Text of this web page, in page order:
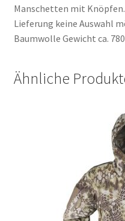
Manschetten mit
Lieferung keine Auswahl
Baumwolle Gewicht ca.
Ähnliche